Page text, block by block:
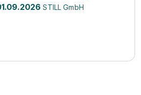
STILL GmbH